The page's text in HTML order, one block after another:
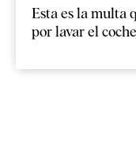
Esta es la multa
por lavar el